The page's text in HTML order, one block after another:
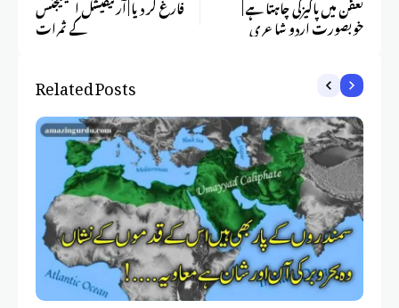
کے ثمرات خوبصورت اردو شاعری
Related Posts